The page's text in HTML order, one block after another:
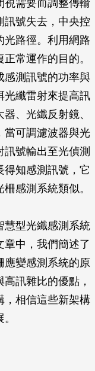
視需要而調整傳輸
訊號失去，中央控
光路徑。利用網路
常運作的目的。
感測訊號的功率與
光纖雷射來提高訊
、光纖反射鏡、
當可調濾波器與光
號輸出至光偵測
得知感測訊號，它
感測系統類似。
慧型光纖感測系統
章中，我們簡述了
應變感測系統的原
訊雜比的優點，
，相信這些新架構